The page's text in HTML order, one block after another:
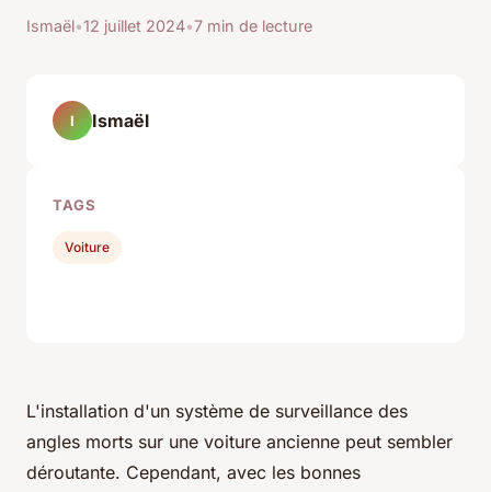
Ismaël•12 juillet 2024•7 min de lecture
L'installation d'un système de surveillance des
angles morts sur une voiture ancienne peut sembler
déroutante. Cependant, avec les bonnes
I Ismaël
TAGS
Voiture